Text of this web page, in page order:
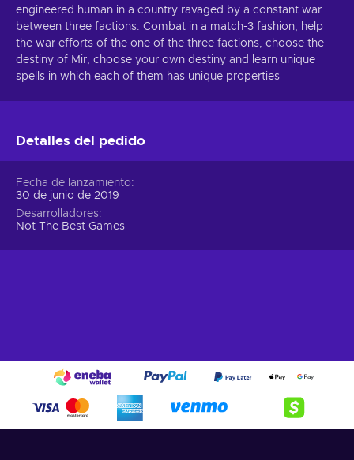
engineered human in a country ravaged by a constant war
between three factions. Combat in a match-3 fashion, help
the war efforts of the one of the three factions, choose the
destiny of Mir, choose your own destiny and learn unique
spells in which each of them has unique properties
Detalles del pedido
Fecha de lanzamiento
30 de junio de 2019
Desarrolladores
Not The Best Games